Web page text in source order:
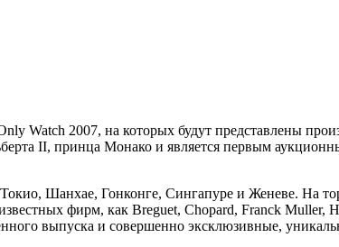
Watch 2007, на которых будут представлены
II, принца Монако и является первым
Шанхае, Гонконге, Сингапуре и Женеве. На
фирм, как Breguet, Chopard, Franck Muller,
выпуска и совершенно эксклюзивные,